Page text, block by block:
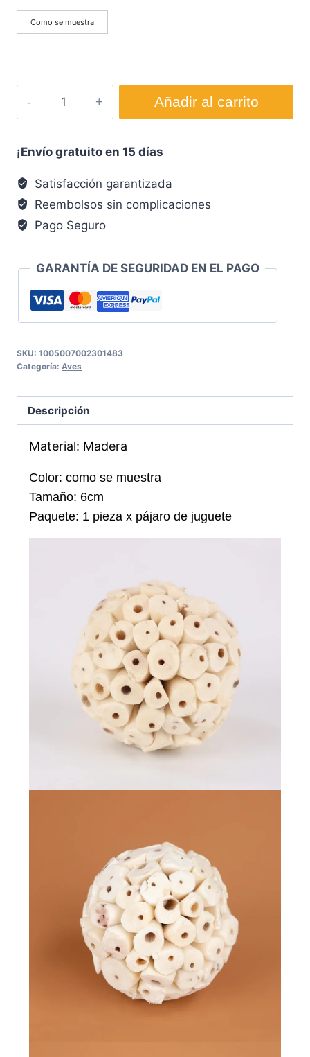
Como se muestra
Añadir al carrito
¡Envío gratuito en 15 días
Satisfacción garantizada
Reembolsos sin complicaciones
Pago Seguro
GARANTÍA DE SEGURIDAD EN EL PAGO
SKU: 1005007002301483
Categoría: Aves
Descripción
Material: Madera
Color: como se muestra
Tamaño: 6cm
Paquete: 1 pieza x pájaro de juguete